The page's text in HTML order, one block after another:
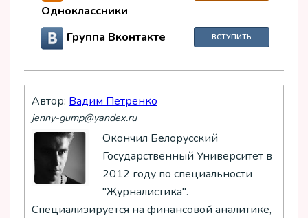
Одноклассники
Группа Вконтакте
ВСТУПИТЬ
Автор: Вадим Петренко
jenny-gump@yandex.ru
Окончил Белорусский
Государственный Университет в
2012 году по специальности
"Журналистика".
Специализируется на финансовой аналитике,